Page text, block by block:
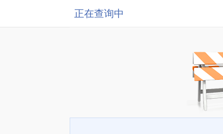
正在查询中